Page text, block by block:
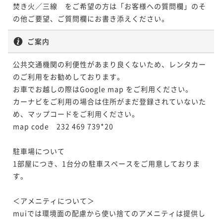
焚き火／三線　をご希望の方は「お客様への質問欄」のそ
の他ご要望、ご質問欄にお書き添えください。
ご案内
公共交通機関の利便性があまり良くないため、レンタカー
のご利用をお勧めしております。
お車でお越しの際はGoogle map をご利用ください。
カーナビをご利用の場合は住所がまだ登録されていないた
め、マップコードをご利用ください。
map code　232 469 739*20
駐車場について
1部屋につき、1台分の駐車スペースをご用意しておりま
す。
＜アメニティについて＞
muiでは環境面の配慮から使い捨てのアメニティは提供し